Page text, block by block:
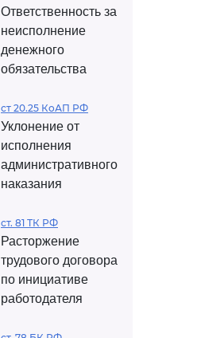
Ответственность за
неисполнение
денежного
обязательства
ст 20.25 КоАП РФ
Уклонение от
исполнения
административного
наказания
ст. 81 ТК РФ
Расторжение
трудового договора
по инициативе
работодателя